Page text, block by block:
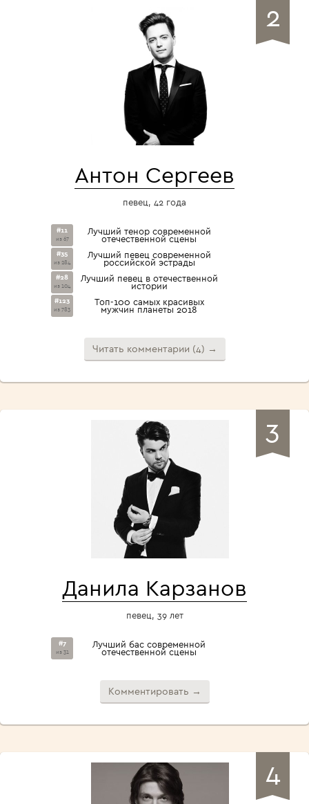
2
Антон Сергеев
певец, 42 года
#11
из 67
Лучший тенор современной
отечественной сцены
#35
из 284
Лучший певец современной
российской эстрады
#28
из 104
Лучший певец в отечественной
истории
#123
из 783
Топ-100 самых красивых
мужчин планеты 2018
Читать комментарии (4) →
3
Данила Карзанов
певец, 39 лет
#7
из 31
Лучший бас современной
отечественной сцены
Комментировать →
4